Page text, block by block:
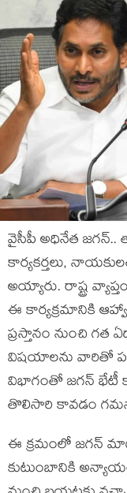
వైసీపీ అధినేత
కార్య‌క‌ర్త‌లు,
అయ్యారు. రాష్ట్ర
ఈ కార్య‌క్ర‌మానికి
ప్ర‌స్తానం నుంచి గ‌త
విష‌యాల‌ను వారితో
విభాగంతో జ‌గ‌న్ భేటీ
తొలిసారి కావ‌డం
ఈ క్ర‌మంలో జ‌గ‌న్
కుటుంబానికి